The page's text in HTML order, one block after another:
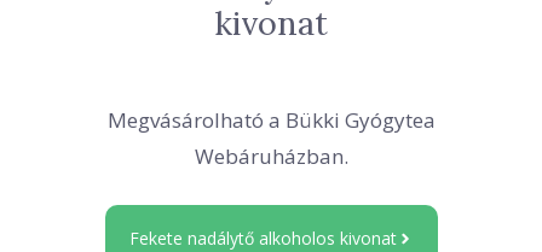
kivonat
Megvásárolható a Bükki Gyógytea
Webáruházban.
Fekete nadálytő alkoholos kivonat